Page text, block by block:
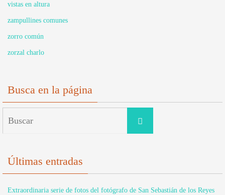
vistas en altura
zampullines comunes
zorro común
zorzal charlo
Busca en la página
Buscar
Últimas entradas
Extraordinaria serie de fotos del fotógrafo de San Sebastián de los Reyes